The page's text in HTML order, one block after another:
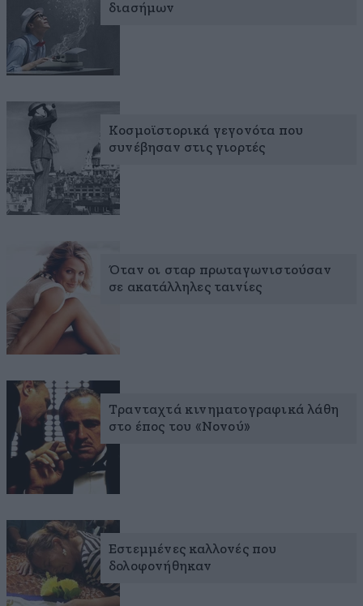
διασήμων
Κοσμοϊστορικά γεγονότα που
συνέβησαν στις γιορτές
Όταν οι σταρ πρωταγωνιστούσαν
σε ακατάλληλες ταινίες
Τρανταχτά κινηματογραφικά λάθη
στο έπος του «Νονού»
Εστεμμένες καλλονές που
δολοφονήθηκαν